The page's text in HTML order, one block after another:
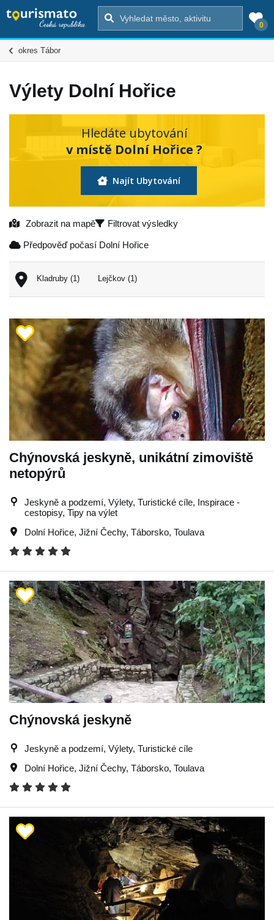
0
okres Tábor
Výlety Dolní Hořice
Hledáte ubytování
v místě Dolní Hořice ?
Najít Ubytování
Zobrazit na mapě Filtrovat výsledky
Předpověď počasí Dolní Hořice
Kladruby (1) Lejčkov (1)
Chýnovská jeskyně, unikátní zimoviště
netopýrů
Jeskyně a podzemí, Výlety, Turistické cíle, Inspirace -
cestopisy, Tipy na výlet
Dolní Hořice, Jižní Čechy, Táborsko, Toulava
Chýnovská jeskyně
Jeskyně a podzemí, Výlety, Turistické cíle
Dolní Hořice, Jižní Čechy, Táborsko, Toulava